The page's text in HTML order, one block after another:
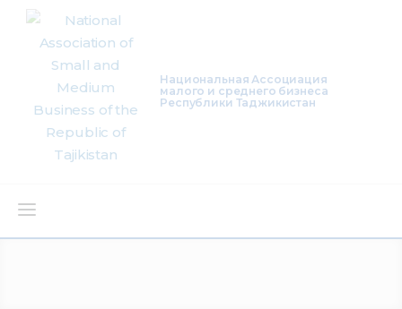
Национальная Ассоциация
малого и среднего бизнеса
Республики Таджикистан
About Us